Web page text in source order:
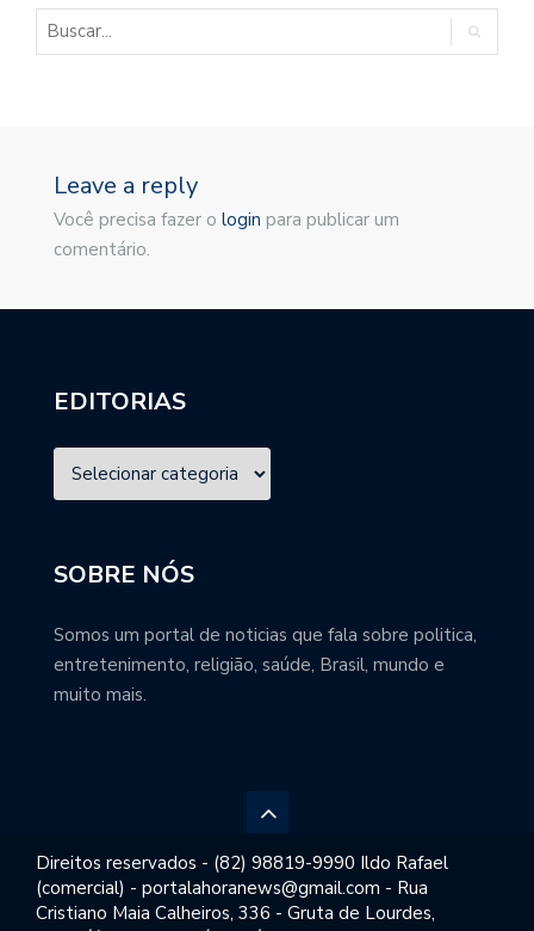
Leave a reply
Você precisa fazer o login para publicar um
comentário.
EDITORIAS
SOBRE NÓS
Somos um portal de noticias que fala sobre politica,
entretenimento, religião, saúde, Brasil, mundo e
muito mais.
Direitos reservados - (82) 98819-9990 Ildo Rafael
(comercial) - portalahoranews@gmail.com - Rua
Cristiano Maia Calheiros, 336 - Gruta de Lourdes,